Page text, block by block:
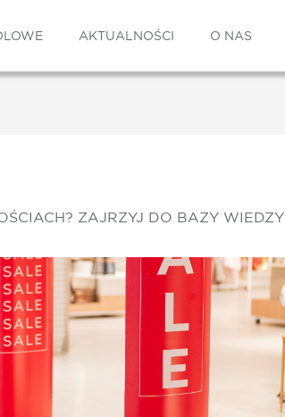
AKTUALNOŚCI O NAS
ZAJRZYJ DO BAZY WIEDZY